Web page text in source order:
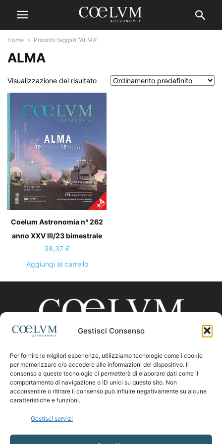
Gestisci Consenso
Per fornire le migliori esperienze, utilizziamo tecnologie come i cookie
per memorizzare e/o accedere alle informazioni del dispositivo. Il
consenso a queste tecnologie ci permetterà di elaborare dati come il
comportamento di navigazione o ID unici su questo sito. Non
acconsentire o ritirare il consenso può influire negativamente su alcune
caratteristiche e funzioni.
Gestisci servizi
Home Prodotti taggati “ALMA”
ALMA
Visualizzazione del risultato
Coelum Astronomia n° 262
anno XXV III/23 bimestrale
38,37€
Aggiungi al carrello
CHI SIAMO
Contattaci:coelumastro@coelum.com